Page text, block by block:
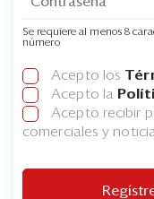
Se requiere al menos 8
número
Acepto los
Acepto la
Acepto recibir
comerciales y